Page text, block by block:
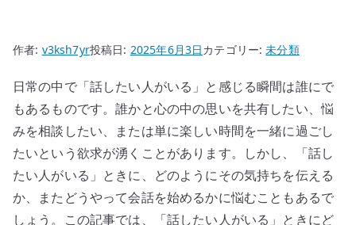
作者: v3ksh7yr投稿日: 2025年6月3日カテゴリー:未分類
日常の中で「話したい人がいる」と感じる瞬間は誰にで
もあるものです。誰かと心の中の思いを共有したい、悩
みを相談したい、または単に楽しい時間を一緒に過ごし
たいという欲求が湧くことがあります。しかし、「話し
たい人がいる」ときに、どのようにその気持ちを伝える
か、またどうやって会話を始めるかに悩むこともあるで
しょう。この記事では、「話したい人がいる」ときにど